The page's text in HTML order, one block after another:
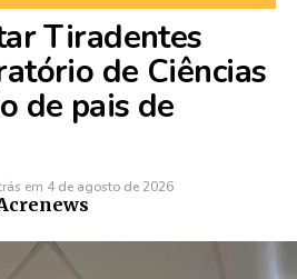
Tiradentes
de Ciências
de pais de
em 4 de agosto de 2026